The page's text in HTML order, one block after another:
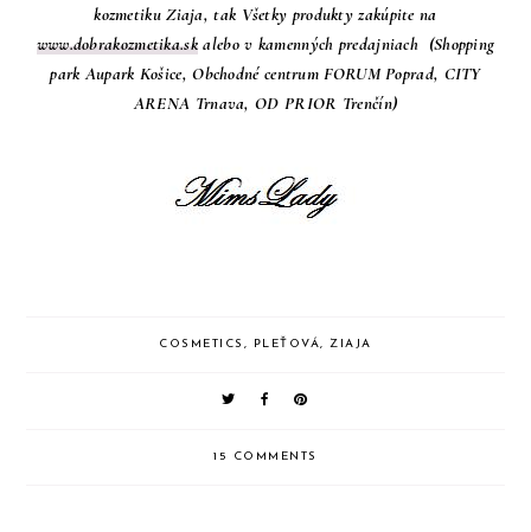
kozmetiku Ziaja, tak Všetky produkty zakúpite na
www.dobrakozmetika.sk alebo v kamenných predajniach (Shopping
park Aupark Košice, Obchodné centrum FORUM Poprad, CITY
ARENA Trnava, OD PRIOR Trenčín)
COSMETICS , PLEŤOVÁ,ZIAJA
15 COMMENTS